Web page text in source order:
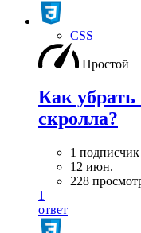
CSS
Простой
Как убрать
скролла?
1 подписчик
12 июн.
228
1
ответ